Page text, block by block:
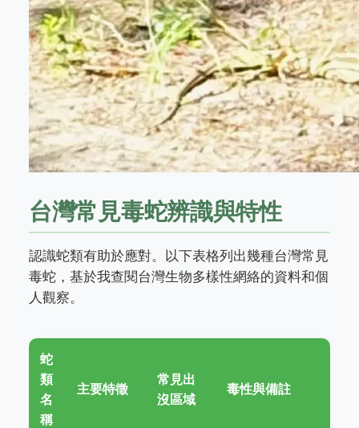
台灣常見毒蛇辨識與特性
認識蛇類有助於應對。以下表格列出幾種台灣常見
毒蛇，基於我查閱台灣生物多樣性網絡的資料和個
人觀察。
蛇
類
名
稱
主要特徵
常見出
沒區域
毒性與備註